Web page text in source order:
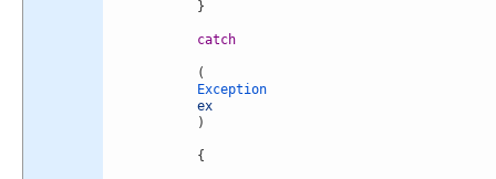
}
catch
(
Exception
ex
)
{